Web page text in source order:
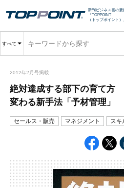
新刊ビジネス書の要
『TOPPOINT
（トップポイント）
すべて
2012年2月号掲載
絶対達成する部下の育て方
変わる新手法「予材管理」
セールス・販売 マネジメント スキ